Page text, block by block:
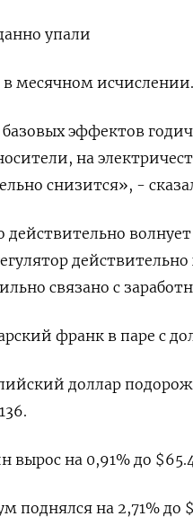
упали
в месячном исчислении.
эффектов
на
снизится», -
действительно
связано с
франк в паре с
доллар
вырос на 0,91% до
поднялся на 2,71% до